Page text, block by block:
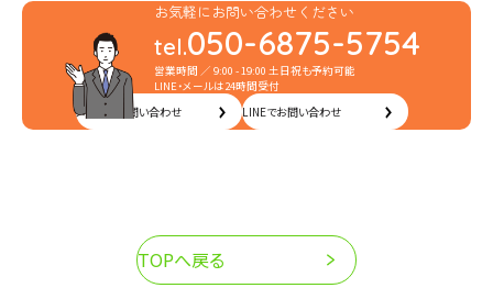
お気軽にお問い合わせください
tel.050-6875-5754
営業時間 ／ 9:00 - 19:00 土日祝も予約可能
LINE・メールは24時間受付
メールでお問い合わせ LINEでお問い合わせ
TOPへ戻る